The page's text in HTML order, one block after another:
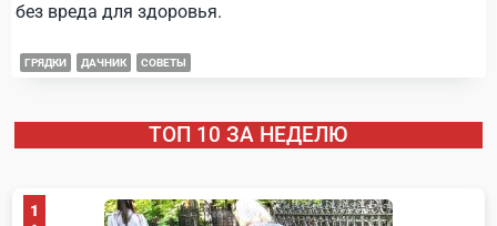
без вреда для здоровья.
ГРЯДКИ ДАЧНИК СОВЕТЫ
ТОП 10 ЗА НЕДЕЛЮ